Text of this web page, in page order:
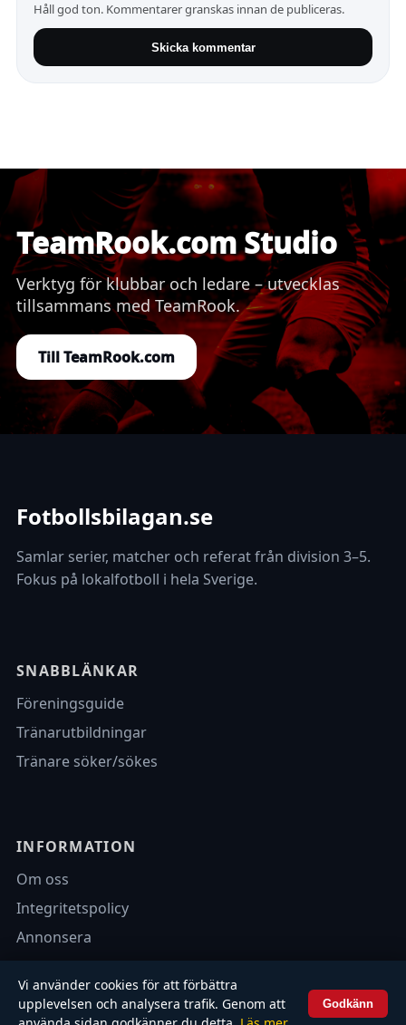
Håll god ton. Kommentarer granskas innan de publiceras.
Skicka kommentar
TeamRook.com Studio
Verktyg för klubbar och ledare – utvecklas
tillsammans med TeamRook.
Till TeamRook.com
Fotbollsbilagan.se
Samlar serier, matcher och referat från division 3–5.
Fokus på lokalfotboll i hela Sverige.
SNABBLÄNKAR
Föreningsguide
Tränarutbildningar
Tränare söker/sökes
INFORMATION
Om oss
Integritetspolicy
Annonsera
© 2026 Fotbollsbilagan.se – Alla rättigheter förbehållna.
Vi använder cookies för att förbättra
upplevelsen och analysera trafik. Genom att
Godkänn